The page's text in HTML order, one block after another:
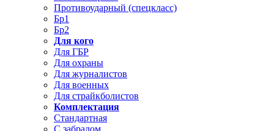
Противоударный (спецкласс)
Бр1
Бр2
Для кого
Для ГБР
Для охраны
Для журналистов
Для военных
Для страйкболистов
Комплектация
Стандартная
С забралом